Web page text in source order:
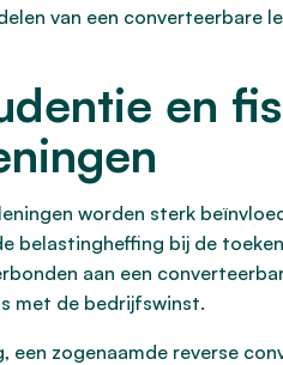
van een converteerbare
en
worden sterk
belastingheffing bij de
aan een
met de bedrijfswinst.
een zogenaamde reverse